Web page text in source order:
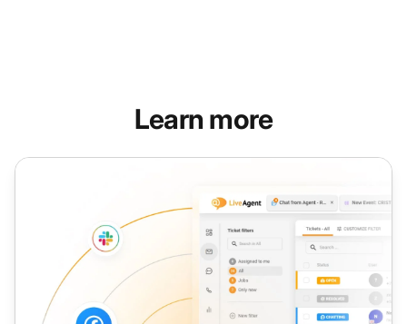
Learn more
客户关系